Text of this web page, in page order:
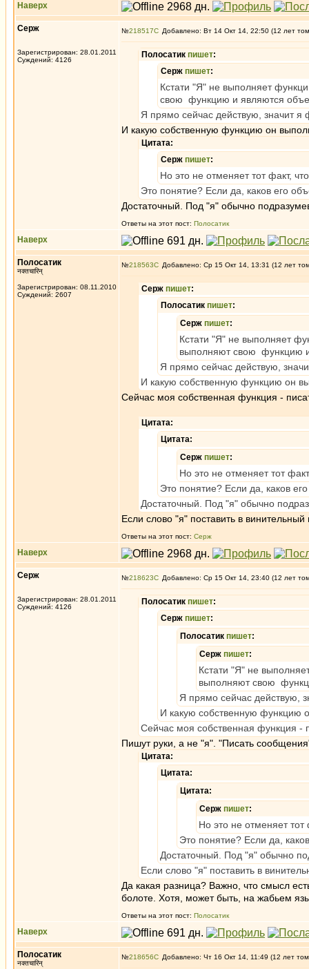
Наверх
Серж
Зарегистрирован: 28.01.2011
Суждений: 4126
№218517 Добавлено: Вт 14 Окт 14, 22:50 (12 лет
Полосатик пишет:
Серж пишет:
Кстати "Я" не выполняет
свою функцию и являются
Я прямо сейчас действую, значит я
И какую собственную функцию он
Цитата:
Серж пишет:
Но это не отменяет тот факт,
Это понятие? Если да, каков его
Достаточный. Под "я" обычно
Ответы на этот пост: Полосатик
Наверх
Полосатик
नक्तचारिन्
Зарегистрирован: 08.11.2010
Суждений: 2607
№218563 Добавлено: Ср 15 Окт 14, 13:31 (12 лет
Серж пишет:
Полосатик пишет:
Серж пишет:
Кстати "Я" не выполняет
выполняют свою функцию
Я прямо сейчас действую,
И какую собственную функцию он
Сейчас моя собственная функция -
Цитата:
Цитата:
Серж пишет:
Но это не отменяет тот
Это понятие? Если да, каков
Достаточный. Под "я" обычно
Если слово "я" поставить в
Ответы на этот пост: Серж
Наверх
Серж
Зарегистрирован: 28.01.2011
Суждений: 4126
№218623 Добавлено: Ср 15 Окт 14, 23:40 (12 лет
Полосатик пишет:
Серж пишет:
Полосатик пишет:
Серж пишет:
Кстати "Я" не
выполняют свою
Я прямо сейчас действую,
И какую собственную функцию
Сейчас моя собственная функция -
Пишут руки, а не "я". "Писать
Цитата:
Цитата:
Цитата:
Серж пишет:
Но это не отменяет
Это понятие? Если да,
Достаточный. Под "я" обычно
Если слово "я" поставить в
Да какая разница? Важно, что смысл
болоте. Хотя, может быть, на жабьем
Ответы на этот пост: Полосатик
Наверх
Полосатик
नक्तचारिन्
№218656 Добавлено: Чт 16 Окт 14, 11:49 (12 лет